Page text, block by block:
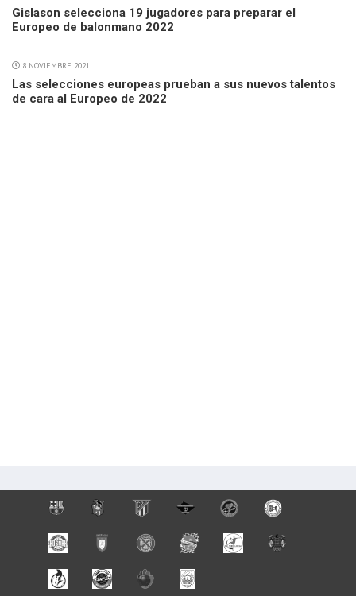
Gislason selecciona 19 jugadores para preparar el
Europeo de balonmano 2022
8 NOVIEMBRE 2021
Las selecciones europeas prueban a sus nuevos talentos
de cara al Europeo de 2022